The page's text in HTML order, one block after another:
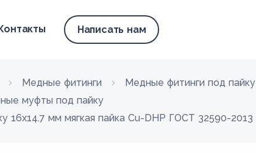
Написать нам
Медные фитинги
Медные фитинги под пайку
муфты под пайку
16х14.7 мм мягкая пайка Cu-DHP ГОСТ 32590-2013